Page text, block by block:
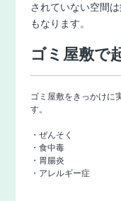
されていない空間
もなります。
ゴミ屋敷で
ゴミ屋敷をきっかけに
す。
・ぜんそく
・食中毒
・胃腸炎
・アレルギー症